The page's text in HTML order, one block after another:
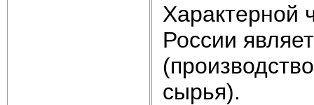
Характерной
России
сырья).